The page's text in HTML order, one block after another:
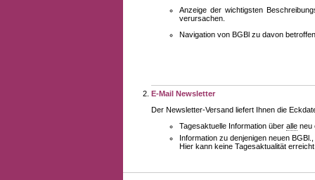
Anzeige der wichtigsten
verursachen.
Navigation von BGBl zu davon
E-Mail Newsletter
Der Newsletter-Versand liefert Ihnen die
Tagesaktuelle Information über alle neu
Information zu denjenigen neuen
Hier kann keine Tagesaktualität